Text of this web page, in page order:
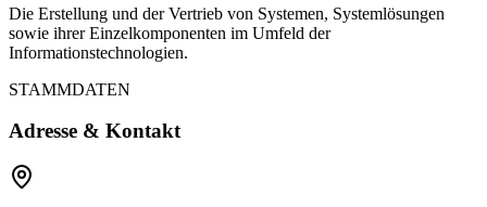
Die Erstellung und der Vertrieb von Systemen, Systemlösungen
sowie ihrer Einzelkomponenten im Umfeld der
Informationstechnologien.
STAMMDATEN
Adresse & Kontakt